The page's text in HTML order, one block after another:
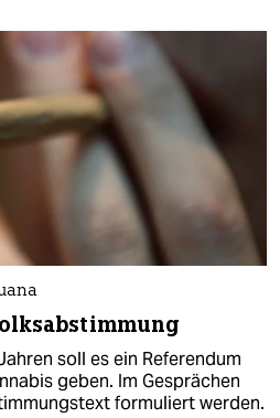
soll es ein Referendum
geben. Im Gesprächen
formuliert werden.